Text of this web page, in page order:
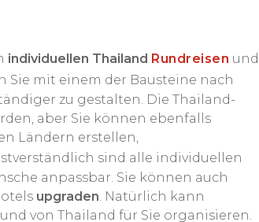
individuellen Thailand Rundreisen und
Sie mit einem der Bausteine nach
zu gestalten. Die Thailand-
aber Sie können ebenfalls
Ländern erstellen,
sind alle individuellen
anpassbar. Sie können auch
upgraden. Natürlich kann
von Thailand für Sie organisieren.